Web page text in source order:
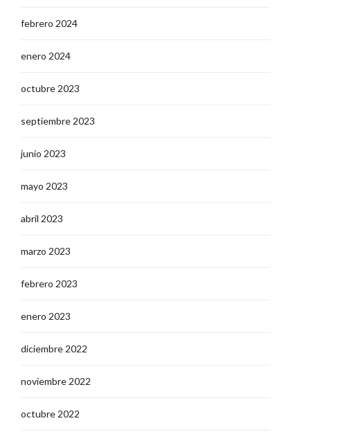
febrero 2024
enero 2024
octubre 2023
septiembre 2023
junio 2023
mayo 2023
abril 2023
marzo 2023
febrero 2023
enero 2023
diciembre 2022
noviembre 2022
octubre 2022